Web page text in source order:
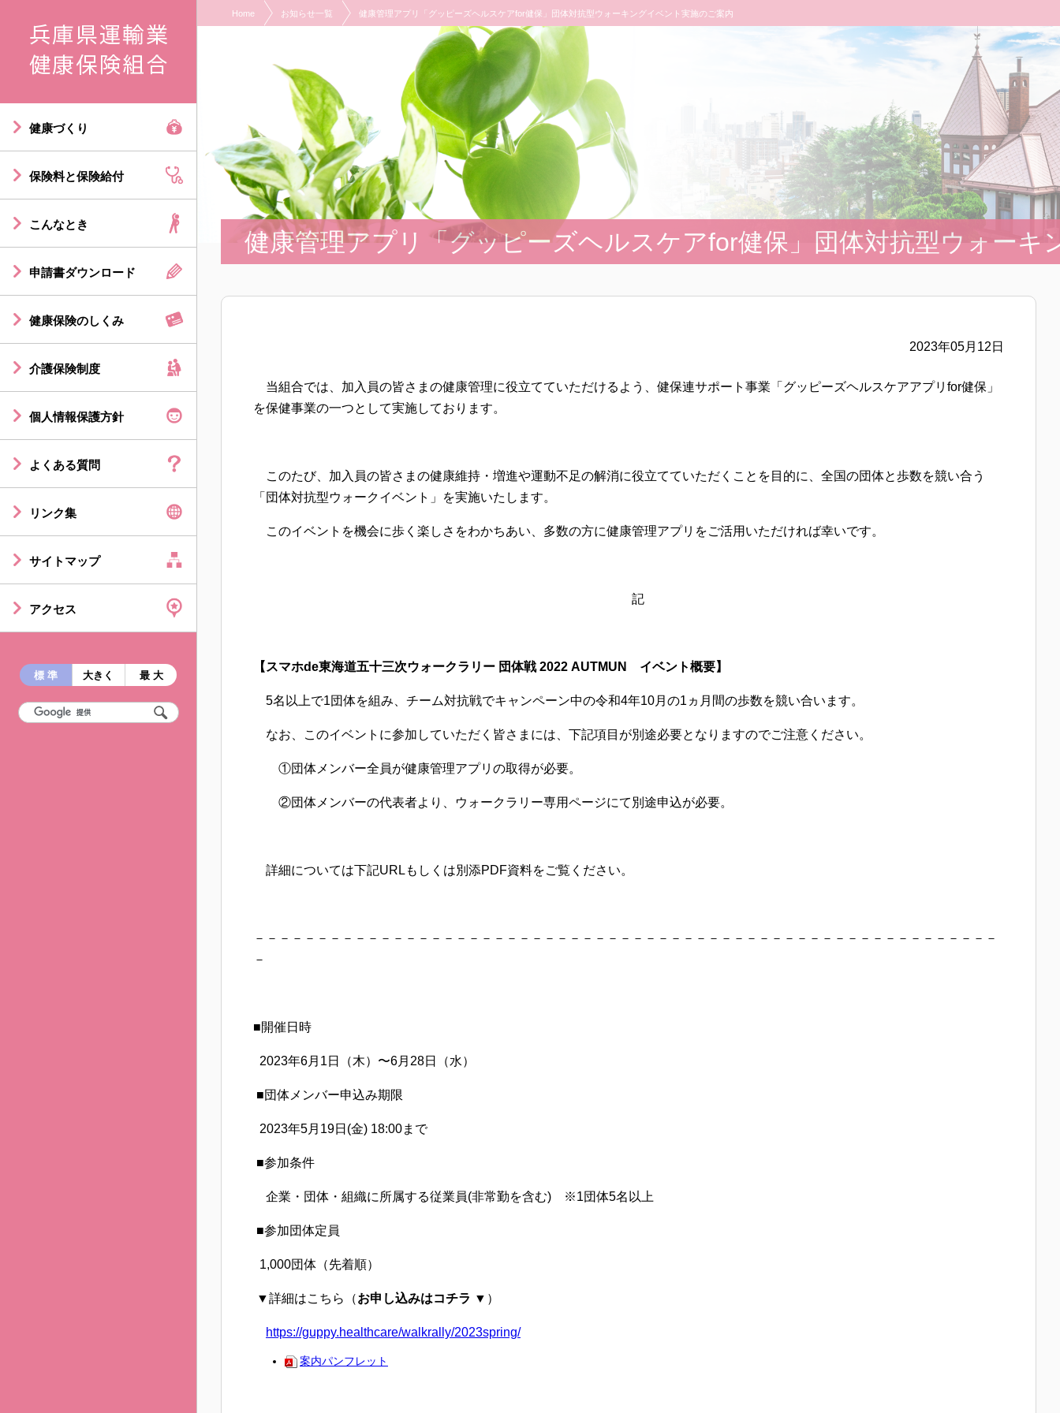
健康づくり
保険料と保険給付
こんなとき
申請書ダウンロード
健康保険のしくみ
介護保険制度
個人情報保護方針
よくある質問
リンク集
サイトマップ
アクセス
標 準 大きく 最 大
Home お知らせ一覧 健康管理アプリ「グッピーズヘルスケアfor健保」団体対抗型ウォーキングイベント実施のご案内
健康管理アプリ「グッピーズヘルスケアfor健保」団体対抗型ウォーキ
2023年05月12日
当組合では、加入員の皆さまの健康管理に役立てていただけるよう、健保連サポート事業「グッピーズヘルスケアアプリfor健保」
を保健事業の一つとして実施しております。
このたび、加入員の皆さまの健康維持・増進や運動不足の解消に役立てていただくことを目的に、全国の団体と歩数を競い合う
「団体対抗型ウォークイベント」を実施いたします。
このイベントを機会に歩く楽しさをわかちあい、多数の方に健康管理アプリをご活用いただければ幸いです。
記
【スマホde東海道五十三次ウォークラリー 団体戦 2022 AUTMUN イベント概要】
5名以上で1団体を組み、チーム対抗戦でキャンペーン中の令和4年10月の1ヵ月間の歩数を競い合います。
なお、このイベントに参加していただく皆さまには、下記項目が別途必要となりますのでご注意ください。
①団体メンバー全員が健康管理アプリの取得が必要。
②団体メンバーの代表者より、ウォークラリー専用ページにて別途申込が必要。
詳細については下記URLもしくは別添PDF資料をご覧ください。
－－－－－－－－－－－－－－－－－－－－－－－－－－－－－－－－－－－－－－－－－－－－－－－－－－－－－－－－－－－
－
■開催日時
2023年6月1日（木）〜6月28日（水）
■団体メンバー申込み期限
2023年5月19日(金) 18:00まで
■参加条件
企業・団体・組織に所属する従業員(非常勤を含む) ※1団体5名以上
■参加団体定員
1,000団体（先着順）
▼詳細はこちら（お申し込みはコチラ ▼）
https://guppy.healthcare/walkrally/2023spring/
案内パンフレット